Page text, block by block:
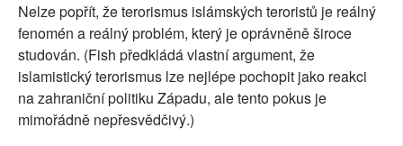
Nelze popřít, že terorismus islámských teroristů je reálný
fenomén a reálný problém, který je oprávněně široce
studován. (Fish předkládá vlastní argument, že
islamistický terorismus lze nejlépe pochopit jako reakci
na zahraniční politiku Západu, ale tento pokus je
mimořádně nepřesvědčivý.)